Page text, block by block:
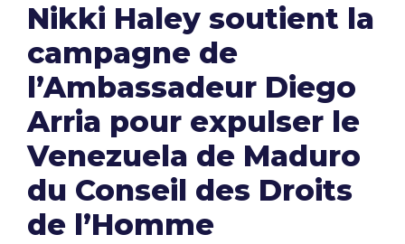
Nikki Haley soutient la
campagne de
l’Ambassadeur Diego
Arria pour expulser le
Venezuela de Maduro
du Conseil des Droits
de l’Homme